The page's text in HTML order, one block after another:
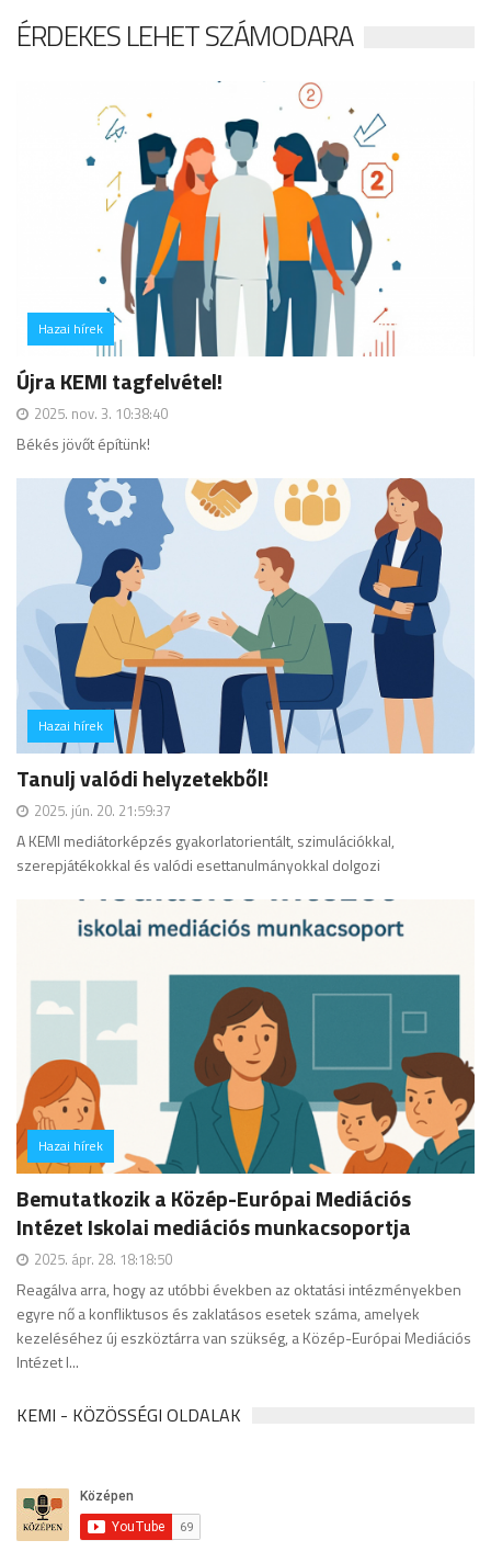
ÉRDEKES LEHET SZÁMODARA
Hazai hírek
hozzászólás
Újra KEMI tagfelvétel!
2025. nov. 3. 10:38:40
Békés jövőt építünk!
Hazai hírek
hozzászólás
Tanulj valódi helyzetekből!
2025. jún. 20. 21:59:37
A KEMI mediátorképzés gyakorlatorientált, szimulációkkal,
szerepjátékokkal és valódi esettanulmányokkal dolgozi
Hazai hírek
hozzászólás
Bemutatkozik a Közép-Európai Mediációs
Intézet Iskolai mediációs munkacsoportja
2025. ápr. 28. 18:18:50
Reagálva arra, hogy az utóbbi években az oktatási intézményekben
egyre nő a konfliktusos és zaklatásos esetek száma, amelyek
kezeléséhez új eszköztárra van szükség, a Közép-Európai Mediációs
Intézet l...
KEMI - KÖZÖSSÉGI OLDALAK